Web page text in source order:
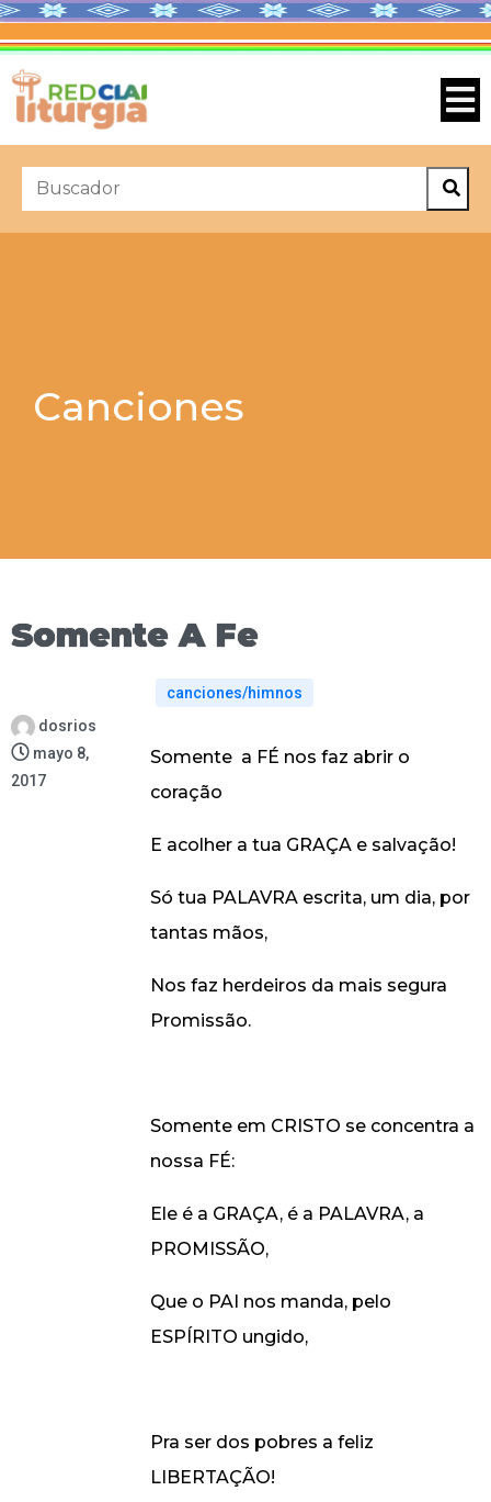
Canciones
Somente A Fe
dosrios
mayo 8,
2017
canciones/himnos
Somente a FÉ nos faz abrir o
coração
E acolher a tua GRAÇA e salvação!
Só tua PALAVRA escrita, um dia, por
tantas mãos,
Nos faz herdeiros da mais segura
Promissão.
Somente em CRISTO se concentra a
nossa FÉ:
Ele é a GRAÇA, é a PALAVRA, a
PROMISSÃO,
Que o PAI nos manda, pelo
ESPÍRITO ungido,
Pra ser dos pobres a feliz
LIBERTAÇÃO!